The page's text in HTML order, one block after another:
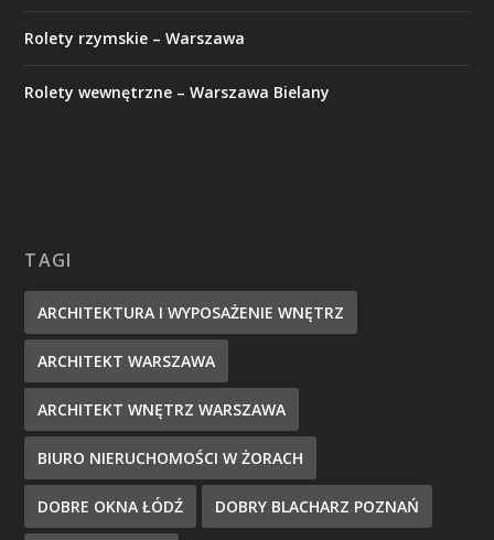
Rolety rzymskie – Warszawa
Rolety wewnętrzne – Warszawa Bielany
TAGI
ARCHITEKTURA I WYPOSAŻENIE WNĘTRZ
ARCHITEKT WARSZAWA
ARCHITEKT WNĘTRZ WARSZAWA
BIURO NIERUCHOMOŚCI W ŻORACH
DOBRE OKNA ŁÓDŹ DOBRY BLACHARZ POZNAŃ